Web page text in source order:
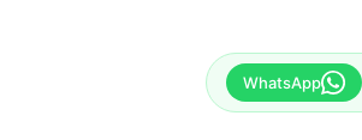
WhatsApp